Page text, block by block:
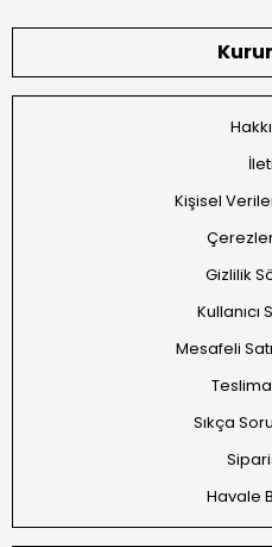
Kişisel
Gizlilik
Kullanıcı
Mesafeli
Sıkça
Havale